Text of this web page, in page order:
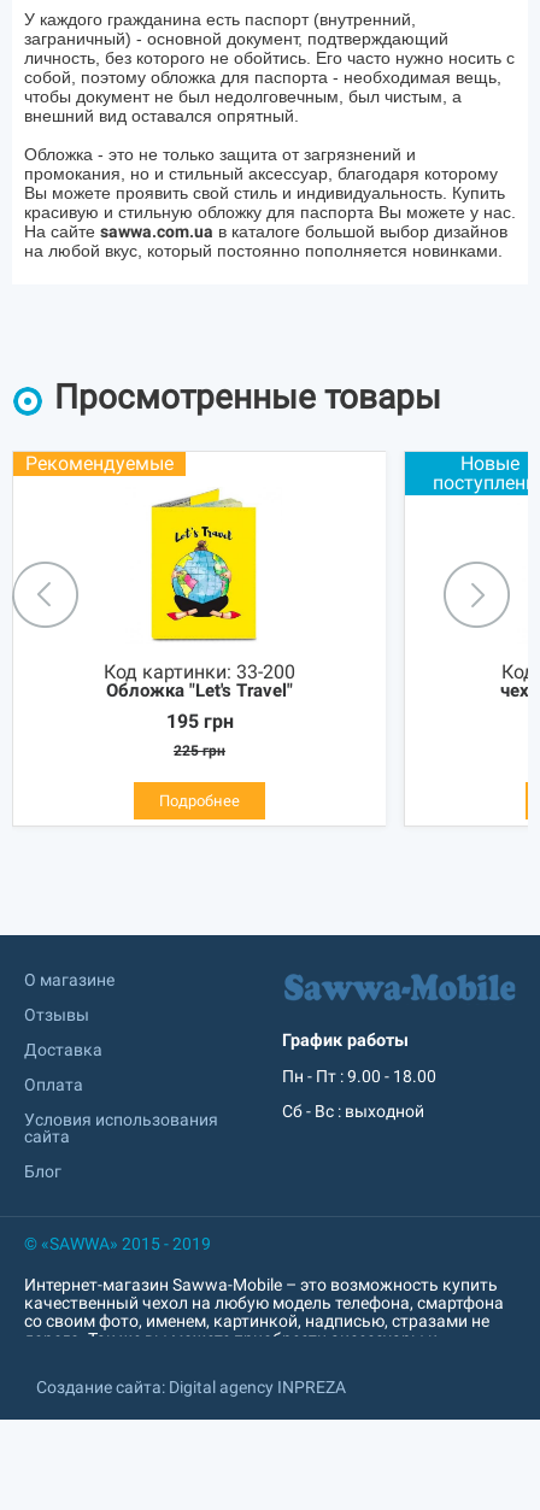
У каждого гражданина есть паспорт (внутренний,
заграничный) - основной документ, подтверждающий
личность, без которого не обойтись. Его часто нужно носить с
собой, поэтому обложка для паспорта - необходимая вещь,
чтобы документ не был недолговечным, был чистым, а
внешний вид оставался опрятный.
Обложка - это не только защита от загрязнений и
промокания, но и стильный аксессуар, благодаря которому
Вы можете проявить свой стиль и индивидуальность. Купить
красивую и стильную обложку для паспорта Вы можете у нас.
На сайте sawwa.com.ua в каталоге большой выбор дизайнов
на любой вкус, который постоянно пополняется новинками.
Просмотренные товары
Рекомендуемые
Код картинки: 33-200
Обложка "Let's Travel"
195 грн
225 грн
Подробнее
Новые
Код
О магазине
Отзывы
Доставка
Оплата
Условия использования
сайта
Блог
График работы
Пн - Пт : 9.00 - 18.00
Сб - Вс : выходной
© «SAWWA» 2015 - 2019
Интернет-магазин Sawwa-Mobile – это возможность купить
качественный чехол на любую модель телефона, смартфона
со своим фото, именем, картинкой, надписью, стразами не
дорого. Так же вы можете приобрести аксессуары к
пленка и т. д. Интернет-магазин sawwa.com.ua
Создание сайта: Digital agency INPREZA